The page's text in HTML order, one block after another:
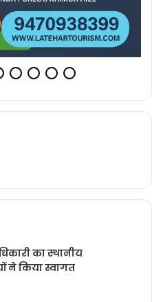
का स्थानीय
ने किया स्वागत